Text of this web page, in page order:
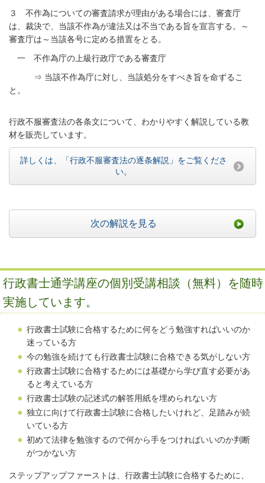
３ 不作為についての審査請求が理由がある場合には、審査庁
は、裁決で、当該不作為が違法又は不当である旨を宣言する。～
審査庁は～当該各号に定める措置をとる。
一 不作為庁の上級行政庁である審査庁
⇒ 当該不作為庁に対し、当該処分をすべき旨を命ずるこ
と。
行政不服審査法の各条文について、わかりやすく解説している教
材を販売しています。
詳しくは、「行政不服審査法の逐条解説」をご覧くださ
い。
次の解説を見る
行政書士通学講座の個別受講相談（無料）を随時
実施しています。
行政書士試験に合格するために何をどう勉強すればいいのか
迷っている方
今の勉強を続けても行政書士試験に合格できる気がしない方
行政書士試験に合格するためには基礎から学び直す必要があ
ると考えている方
行政書士試験の記述式の解答用紙を埋められない方
独立に向けて行政書士試験に合格したいけれど、足踏みが続
いている方
初めて法律を勉強するので何から手をつければいいのか判断
がつかない方
ステップアップファーストは、行政書士試験に合格するために、